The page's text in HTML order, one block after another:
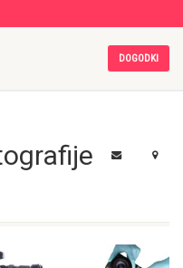
DOGODKI